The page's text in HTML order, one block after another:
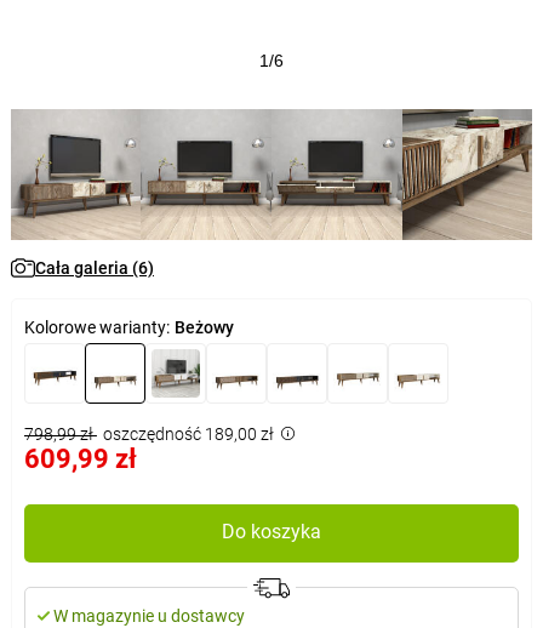
1/6
Cała galeria (6)
Kolorowe warianty: Beżowy
798,99 zł oszczędność 189,00 zł
609,99 zł
Do koszyka
W magazynie u dostawcy